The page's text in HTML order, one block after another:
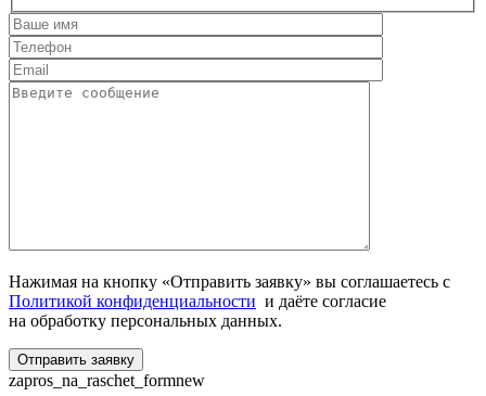
Нажимая на кнопку «Отправить заявку» вы соглашаетесь с
Политикой конфиденциальности и даёте согласие
на обработку персональных данных.
zapros_na_raschet_formnew